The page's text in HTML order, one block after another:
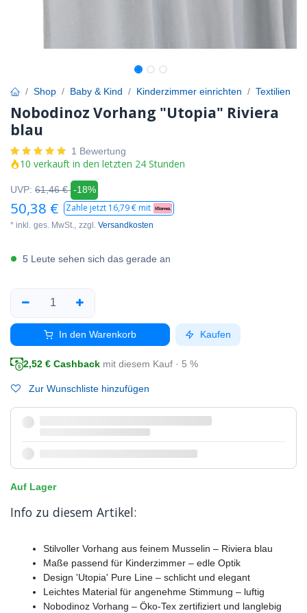
Shop Baby & Kind Kinderzimmer einrichten Textilien
Nobodinoz Vorhang "Utopia" Riviera
blau
1 Bewertung
10 verkauft in den letzten 24 Stunden
UVP: 61,46€ -18%
50,38 € Zahle jetzt 16,79€ mit
* inkl. ges. MwSt., zzgl. Versandkosten
5 Leute sehen sich das gerade an
In den Warenkorb Kaufen
2,52 € Cashback mit diesem Kauf · 5 %
Zur Wunschliste hinzufügen
Auf Lager
Info zu diesem Artikel:
Stilvoller Vorhang aus feinem Musselin – Riviera blau
Maße passend für Kinderzimmer – edle Optik
Design 'Utopia' Pure Line – schlicht und elegant
Leichtes Material für angenehme Stimmung – luftig
Nobodinoz Vorhang – Öko-Tex zertifiziert und langlebig